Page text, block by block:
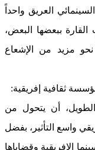
العريق واحداً
ببعضها البعض،
نحو مزيد من الإشعاع
ثقافية إفريقية:
أن يتحول من
واسع التأثير، بفضل
الإفريقية وقضاياها